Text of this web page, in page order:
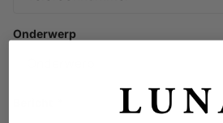
Onderwerp